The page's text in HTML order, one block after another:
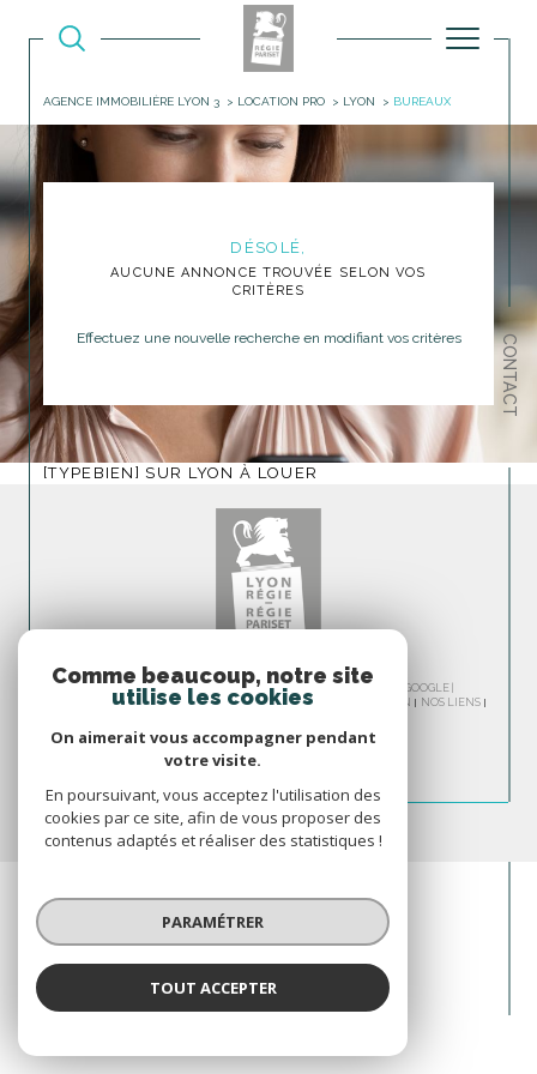
CONTACT
AGENCE IMMOBILIÈRE LYON 3 LOCATION PRO LYON BUREAUX
DÉSOLÉ,
AUCUNE ANNONCE TROUVÉE SELON VOS
CRITÈRES
Effectuez une nouvelle recherche en modifiant vos critères
[TYPEBIEN] SUR LYON À LOUER
© 2026 | TOUS DROITS RÉSERVÉS | TRADUCTION POWERED BY GOOGLE |
NOS HONORAIRES
PLAN DU SITE MENTIONS LÉGALES ADMIN
NOS LIENS
Comme beaucoup, notre site
utilise les cookies
On aimerait vous accompagner pendant
votre visite.
En poursuivant, vous acceptez l'utilisation des
cookies par ce site, afin de vous proposer des
contenus adaptés et réaliser des statistiques !
PARAMÉTRER
TOUT ACCEPTER